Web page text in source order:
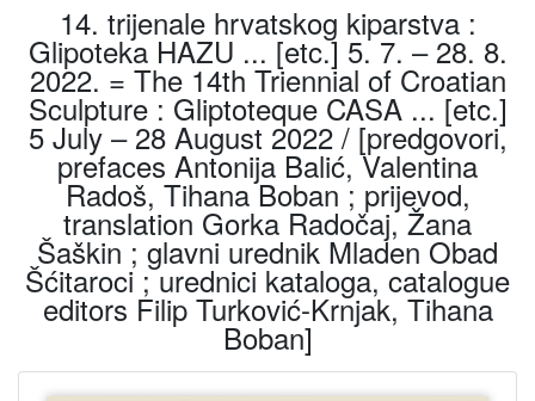
14. trijenale hrvatskog kiparstva :
Glipoteka HAZU ... [etc.] 5. 7. – 28. 8.
2022. = The 14th Triennial of Croatian
Sculpture : Gliptoteque CASA ... [etc.]
5 July – 28 August 2022 / [predgovori,
prefaces Antonija Balić, Valentina
Radoš, Tihana Boban ; prijevod,
translation Gorka Radočaj, Žana
Šaškin ; glavni urednik Mladen Obad
Šćitaroci ; urednici kataloga, catalogue
editors Filip Turković-Krnjak, Tihana
Boban]